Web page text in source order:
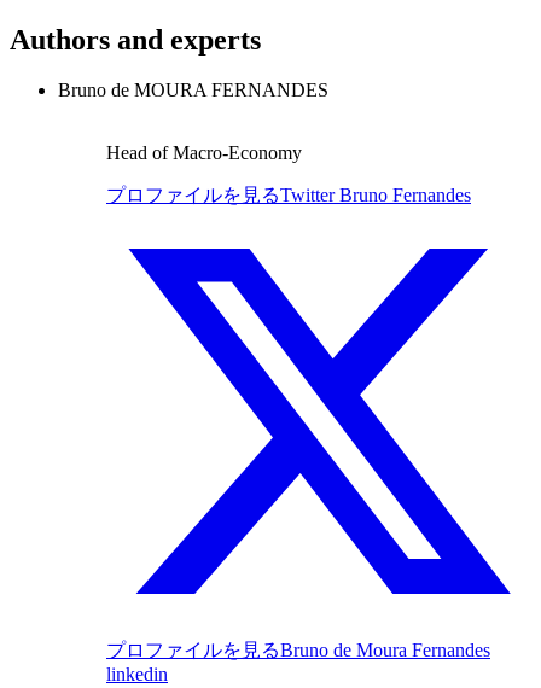
Authors and experts
Bruno de MOURA FERNANDES
Head of Macro-Economy
プロファイルを見るTwitter Bruno Fernandes
プロファイルを見るBruno de Moura Fernandes
linkedin